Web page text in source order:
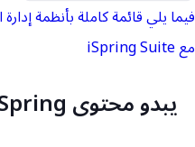
مع iSpring Suite
يبدو محتوى iSpring رائعًا على أي جهاز